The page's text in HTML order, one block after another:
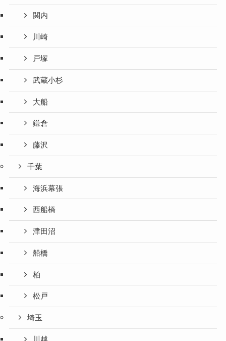
関内
川崎
戸塚
武蔵小杉
大船
鎌倉
藤沢
千葉
海浜幕張
西船橋
津田沼
船橋
柏
松戸
埼玉